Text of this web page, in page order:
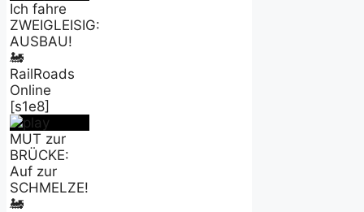
Ich fahre
ZWEIGLEISIG:
AUSBAU!
🚂
RailRoads
Online
[s1e8]
MUT zur
BRÜCKE:
Auf zur
SCHMELZE!
🚂